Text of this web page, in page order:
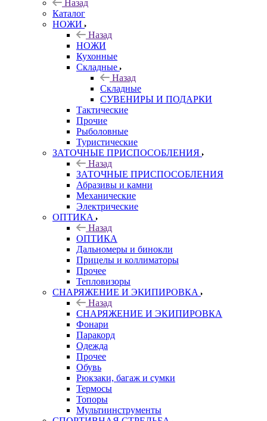
Назад
Каталог
НОЖИ
Назад
НОЖИ
Кухонные
Складные
Назад
Складные
СУВЕНИРЫ И ПОДАРКИ
Тактические
Прочие
Рыболовные
Туристические
ЗАТОЧНЫЕ ПРИСПОСОБЛЕНИЯ
Назад
ЗАТОЧНЫЕ ПРИСПОСОБЛЕНИЯ
Абразивы и камни
Механические
Электрические
ОПТИКА
Назад
ОПТИКА
Дальномеры и бинокли
Прицелы и коллиматоры
Прочее
Тепловизоры
СНАРЯЖЕНИЕ И ЭКИПИРОВКА
Назад
СНАРЯЖЕНИЕ И ЭКИПИРОВКА
Фонари
Паракорд
Одежда
Прочее
Обувь
Рюкзаки, багаж и сумки
Термосы
Топоры
Мультиинструменты